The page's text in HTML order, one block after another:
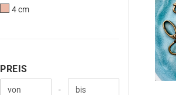
4 cm
PREIS
Preis bis -